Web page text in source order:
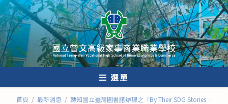
跳
轉
至
主
要
內
選單
首頁 / 最新消息 / 轉知國立臺灣圖書館辦理之「By Their SDG Stories…｜永